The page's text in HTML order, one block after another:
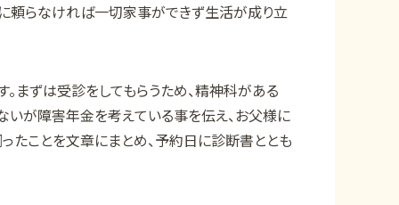
頼らなければ一切家事ができず生活が成り立
まずは受診をしてもらうため、精神科がある
いが障害年金を考えている事を伝え、お父様に
たことを文章にまとめ、予約日に診断書ととも